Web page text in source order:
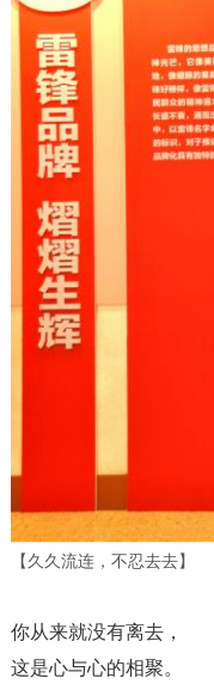
【久久流连，不忍去去】
你从来就没有离去，
这是心与心的相聚。